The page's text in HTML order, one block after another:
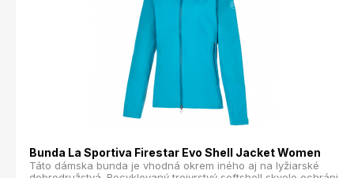
Bunda La Sportiva Firestar Evo Shell Jacket Women
Táto dámska bunda je vhodná okrem iného aj na lyžiarské